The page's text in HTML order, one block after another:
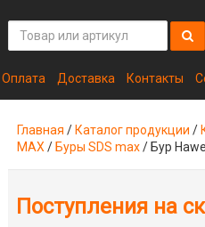
Оплата Доставка Контакты
Главная / Каталог продукции /
MAX / Буры SDS max/ Бур
Поступления на